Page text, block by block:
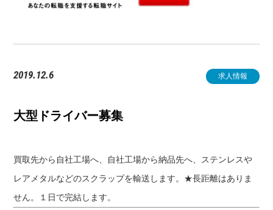
求人情報
2019.12.6
大型ドライバー募集
買取先から自社工場へ、自社工場から納品先へ、ステンレスや
レアメタルなどのスクラップを輸送します。★長距離はありま
せん。１日で完結します。